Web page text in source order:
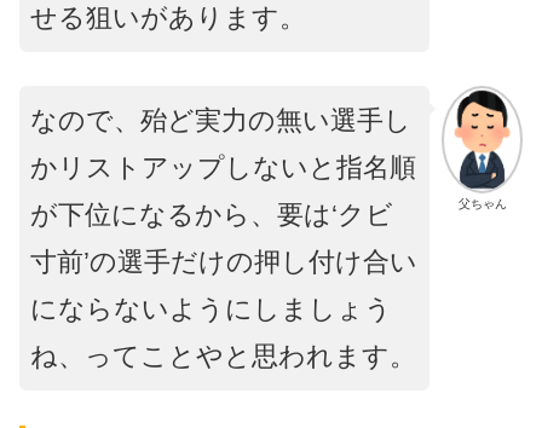
せる狙いがあります。
父ちゃん
なので、殆ど実力の無い選手し
かリストアップしないと指名順
が下位になるから、要は‘クビ
寸前’の選手だけの押し付け合い
にならないようにしましょう
ね、ってことやと思われます。